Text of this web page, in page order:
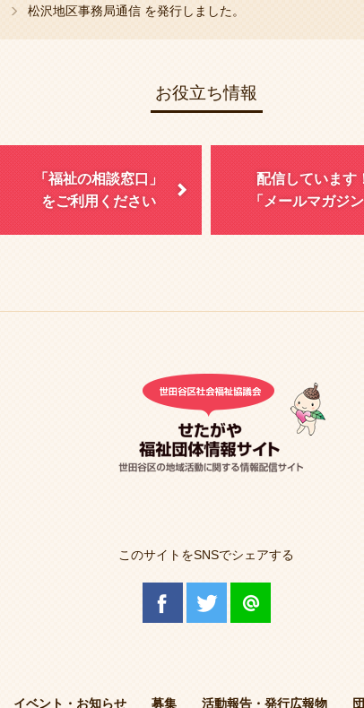
松沢地区事務局通信 を発行しました。
お役立ち情報
「福祉の相談窓口」
をご利用ください
配信しています
「メールマガジン
このサイトをSNSでシェアする
イベント・お知らせ 募集 活動報告・発行広報物